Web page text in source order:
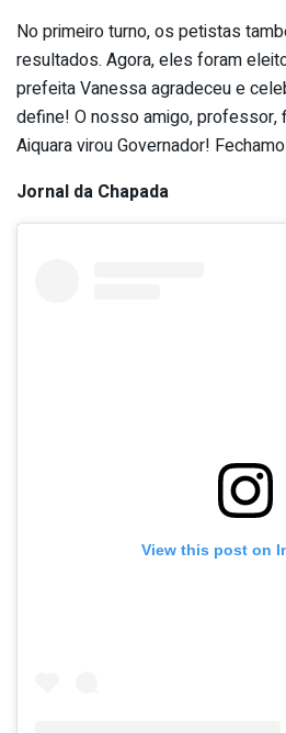
No primeiro turno, os petistas
resultados. Agora, eles foram
prefeita Vanessa agradeceu e
define! O nosso amigo, professor,
Aiquara virou Governador!
Jornal da Chapada
View this post on